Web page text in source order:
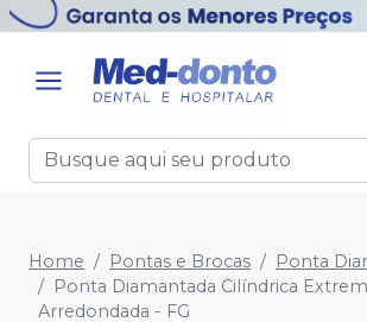
Home Pontas e Brocas
Ponta
Ponta Diamantada Cilíndrica
Arredondada - FG